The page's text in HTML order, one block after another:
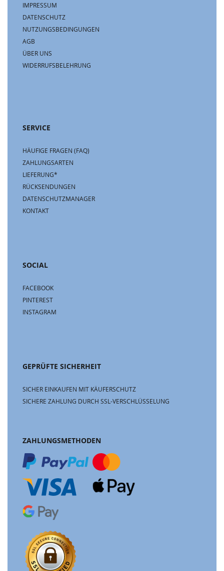
IMPRESSUM
DATENSCHUTZ
NUTZUNGSBEDINGUNGEN
AGB
ÜBER UNS
WIDERRUFSBELEHRUNG
SERVICE
HÄUFIGE FRAGEN (FAQ)
ZAHLUNGSARTEN
LIEFERUNG*
RÜCKSENDUNGEN
DATENSCHUTZMANAGER
KONTAKT
SOCIAL
FACEBOOK
PINTEREST
INSTAGRAM
GEPRÜFTE SICHERHEIT
SICHER EINKAUFEN MIT KÄUFERSCHUTZ
SICHERE ZAHLUNG DURCH SSL-VERSCHLÜSSELUNG
ZAHLUNGSMETHODEN